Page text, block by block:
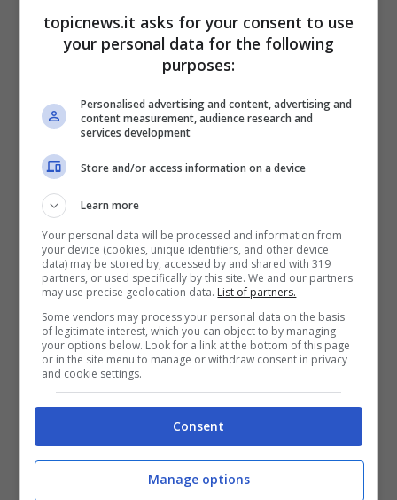
Jeremias Rodriguez, il
triste dramma
raccontato dal
naufrago
Giovedì scorso tra i presenti in studio c’è stata
anche la ragazza di Jeremias, il quale al suo
indirizzo ha affermato:“Sono tanti giorni che
non vedo la mia fidanzata e mi pesa sempre di
più”. Subito dopo invece, il naufrago ha
sottolineato la grande importanza che la
compagna ha avuto in un momento per lui
complicatissimo.
“L’ho conosciuta in un periodo un po’ particolare
per tutti, alla fine del primo lockdown.
stavo passando un bel periodo, ho fatto una
vita della quale non vado fiero.
topicnews.it asks for your consent to use
your personal data for the following
purposes:
Personalised advertising and content, advertising and
content measurement, audience research and
services development
Store and/or access information on a device
Learn more
Your personal data will be processed and information from
your device (cookies, unique identifiers, and other device
data) may be stored by, accessed by and shared with 319
partners, or used specifically by this site. We and our partners
may use precise geolocation data. List of partners.
Some vendors may process your personal data on the basis
of legitimate interest, which you can object to by managing
your options below. Look for a link at the bottom of this page
or in the site menu to manage or withdraw consent in privacy
and cookie settings.
Consent
Manage options